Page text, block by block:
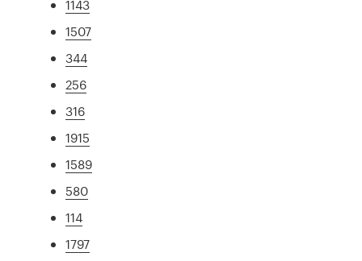
1143
1507
344
256
316
1915
1589
580
114
1797